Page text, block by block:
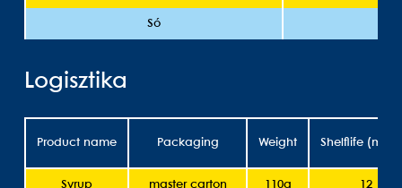
Só
Logisztika
Product name Packaging Weight Shelflife
Syrup master carton 110g 12